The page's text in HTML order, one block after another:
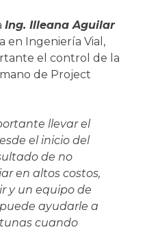
Ing. Illeana Aguilar
en Ingeniería Vial,
el control de la
de Project
llevar el
el inicio del
de no
en altos costos,
y un equipo de
ayudarle a
cuando